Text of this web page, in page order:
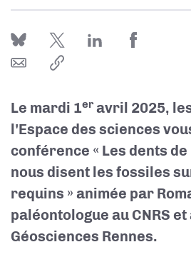
Le mardi 1eravril 2025,
l'Espace des sciences
conférence « Les dents
nous disent les fossiles
requins » animée par
paléontologue au CNRS
Géosciences Rennes.